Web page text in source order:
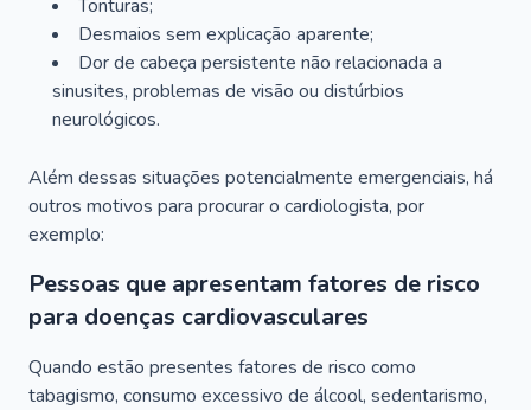
Tonturas;
Desmaios sem explicação aparente;
Dor de cabeça persistente não relacionada a
sinusites, problemas de visão ou distúrbios
neurológicos.
Além dessas situações potencialmente emergenciais, há
outros motivos para procurar o cardiologista, por
exemplo:
Pessoas que apresentam fatores de risco
para doenças cardiovasculares
Quando estão presentes fatores de risco como
tabagismo, consumo excessivo de álcool, sedentarismo,